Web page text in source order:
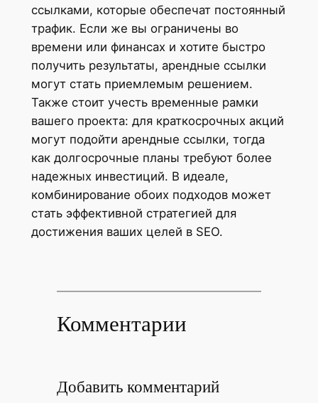
ссылками, которые обеспечат постоянный
трафик. Если же вы ограничены во
времени или финансах и хотите быстро
получить результаты, арендные ссылки
могут стать приемлемым решением.
Также стоит учесть временные рамки
вашего проекта: для краткосрочных акций
могут подойти арендные ссылки, тогда
как долгосрочные планы требуют более
надежных инвестиций. В идеале,
комбинирование обоих подходов может
стать эффективной стратегией для
достижения ваших целей в SEO.
Комментарии
Добавить комментарий